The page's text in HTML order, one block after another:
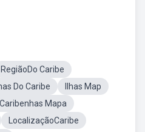
RegiãoDo Caribe
Do Caribe
Ilhas Map
Mapa
LocalizaçãoCaribe